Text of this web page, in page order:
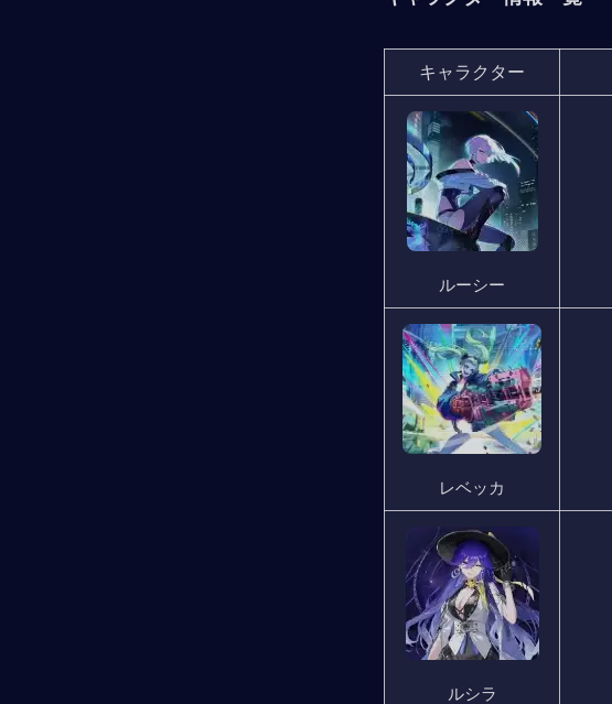
キャラクター
ルーシー
レベッカ
ルシラ